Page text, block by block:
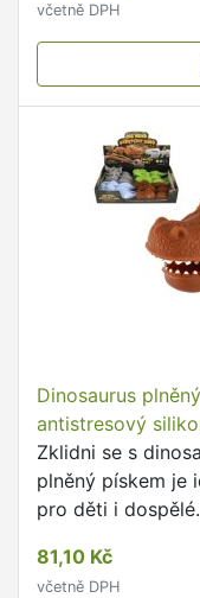
včetně DPH
Dinosaurus
antistresový
Zklidni se s
plněný pískem je
pro děti i dospělé.
81,10 Kč
včetně DPH